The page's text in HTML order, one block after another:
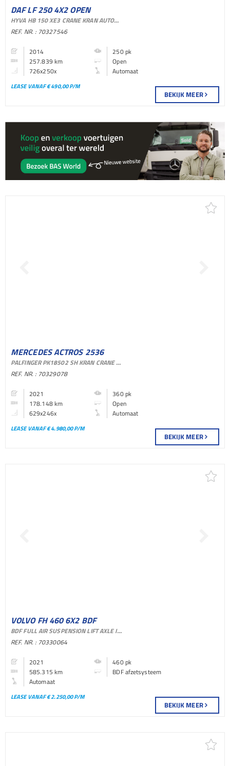
DAF LF 250 4X2 OPEN
BAKWAGEN
HYVA HB 150 XE3 CRANE KRAN AUTOMATIC EURO 6
REF. NR. : 70327546
2014
250 pk
257.839 km
Open
726x250x
Automaat
LEASE VANAF € 490,00 P/M
BEKIJK MEER
MERCEDES ACTROS 2536
6X2 OPEN BAKWAGEN
PALFINGER PK18502 SH KRAN CRANE 6 EXTENSIONS LIFT AXLE EURO 6
REF. NR. : 70329078
2021
360 pk
178.148 km
Open
629x246x
Automaat
LEASE VANAF € 4.980,00 P/M
BEKIJK MEER
VOLVO FH 460 6X2 BDF
AFZETSYSTEEM BAKWAGEN
BDF FULL AIR SUSPENSION LIFT AXLE I-PARK COOL VEB+ AUTOMATIC ACC
REF. NR. : 70330064
2021
460 pk
585.315 km
BDF afzetsysteem
Automaat
LEASE VANAF € 2.250,00 P/M
BEKIJK MEER